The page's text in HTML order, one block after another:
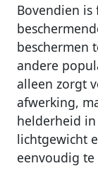
Bovendien is
beschermen
andere
alleen zorgt
afwerking,
helderheid
lichtgewicht
eenvoudig